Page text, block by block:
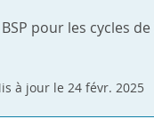
pour les cycles de
à jour le 24 févr. 2025